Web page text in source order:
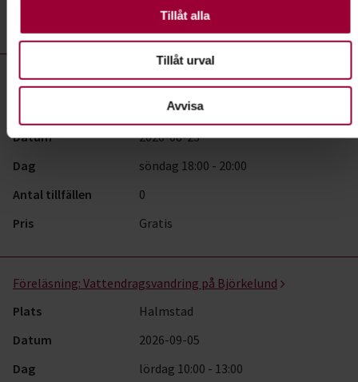
Tillåt alla
Tillåt urval
Avvisa
Gratis
Föreläsning:Paddling Knäred-Hjörnered
Laholm
Datum
2026-08-23
Dag
söndag 18:00 - 20:00
Antal tillfällen
0
Pris
Gratis
Föreläsning: Vattendragsvandring på Björkelund
Plats
Halmstad
Datum
2026-09-05
Dag
lördag 10:00 - 13:00